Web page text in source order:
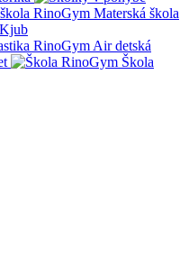
Materská škola
RinoGym Air detská
Škola